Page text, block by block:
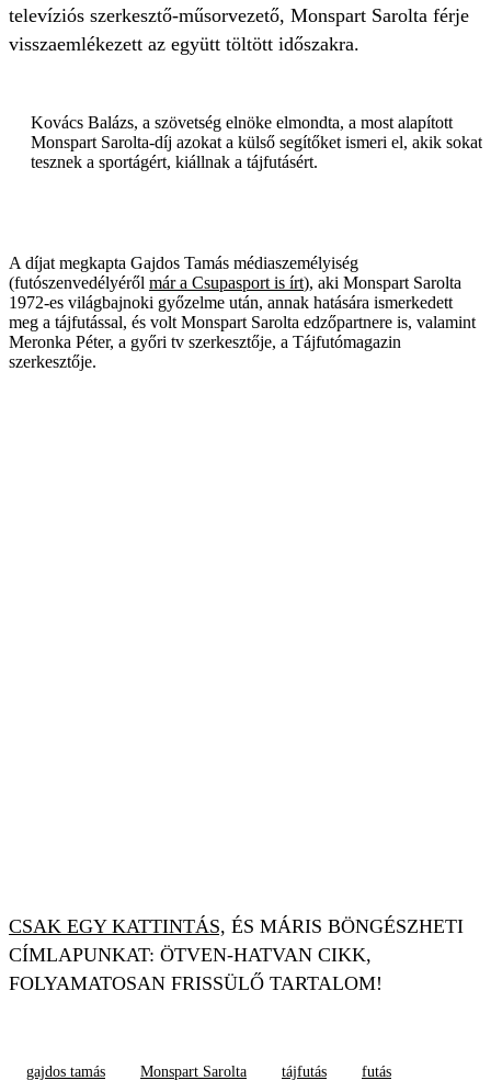
televíziós szerkesztő-műsorvezető, Monspart Sarolta férje
visszaemlékezett az együtt töltött időszakra.
Kovács Balázs, a szövetség elnöke elmondta, a most alapított
Monspart Sarolta-díj azokat a külső segítőket ismeri el, akik sokat
tesznek a sportágért, kiállnak a tájfutásért.
A díjat megkapta Gajdos Tamás médiaszemélyiség
(futószenvedélyéről már a Csupasport is írt), aki Monspart Sarolta
1972-es világbajnoki győzelme után, annak hatására ismerkedett
meg a tájfutással, és volt Monspart Sarolta edzőpartnere is, valamint
Meronka Péter, a győri tv szerkesztője, a Tájfutómagazin
szerkesztője.
CSAK EGY KATTINTÁS, ÉS MÁRIS BÖNGÉSZHETI
CÍMLAPUNKAT: ÖTVEN-HATVAN CIKK,
FOLYAMATOSAN FRISSÜLŐ TARTALOM!
gajdos tamás Monspart Sarolta tájfutás futás